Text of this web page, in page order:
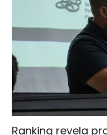
Ranking revela